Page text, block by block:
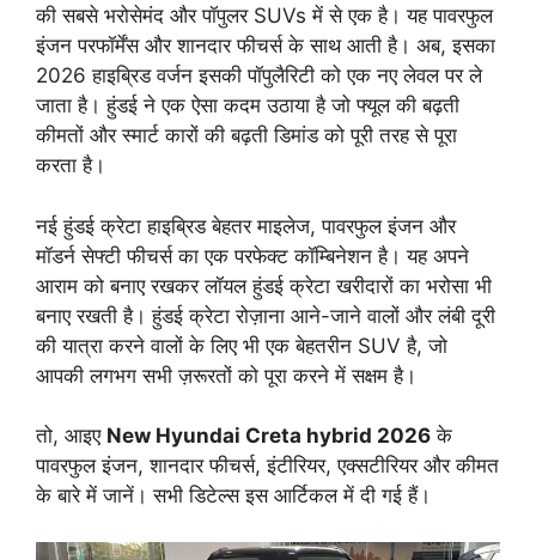
की सबसे भरोसेमंद और पॉपुलर SUVs में से एक है। यह पावरफुल
इंजन परफॉर्मेंस और शानदार फीचर्स के साथ आती है। अब, इसका
2026 हाइब्रिड वर्जन इसकी पॉपुलैरिटी को एक नए लेवल पर ले
जाता है। हुंडई ने एक ऐसा कदम उठाया है जो फ्यूल की बढ़ती
कीमतों और स्मार्ट कारों की बढ़ती डिमांड को पूरी तरह से पूरा
करता है।
नई हुंडई क्रेटा हाइब्रिड बेहतर माइलेज, पावरफुल इंजन और
मॉडर्न सेफ्टी फीचर्स का एक परफेक्ट कॉम्बिनेशन है। यह अपने
आराम को बनाए रखकर लॉयल हुंडई क्रेटा खरीदारों का भरोसा भी
बनाए रखती है। हुंडई क्रेटा रोज़ाना आने-जाने वालों और लंबी दूरी
की यात्रा करने वालों के लिए भी एक बेहतरीन SUV है, जो
आपकी लगभग सभी ज़रूरतों को पूरा करने में सक्षम है।
तो, आइए New Hyundai Creta hybrid 2026 के
पावरफुल इंजन, शानदार फीचर्स, इंटीरियर, एक्सटीरियर और कीमत
के बारे में जानें। सभी डिटेल्स इस आर्टिकल में दी गई हैं।